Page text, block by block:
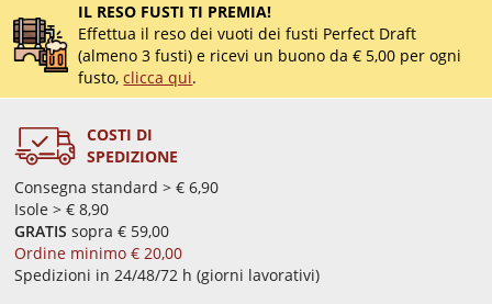
IL RESO FUSTI TI PREMIA!
Effettua il reso dei vuoti dei fusti Perfect Draft
(almeno 3 fusti) e ricevi un buono da € 5,00 per ogni
fusto,clicca qui.
COSTI DI
SPEDIZIONE
Consegna standard > € 6,90
Isole > € 8,90
GRATIS sopra € 59,00
Ordine minimo € 20,00
Spedizioni in 24/48/72 h (giorni lavorativi)